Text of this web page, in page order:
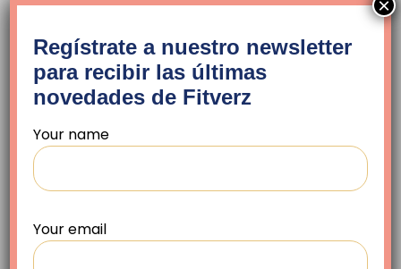
Email profesional (requerido)
Teléfono (requerido)
Regístrate a nuestro newsletter
para recibir las últimas
novedades de Fitverz
Your name
Your email
×